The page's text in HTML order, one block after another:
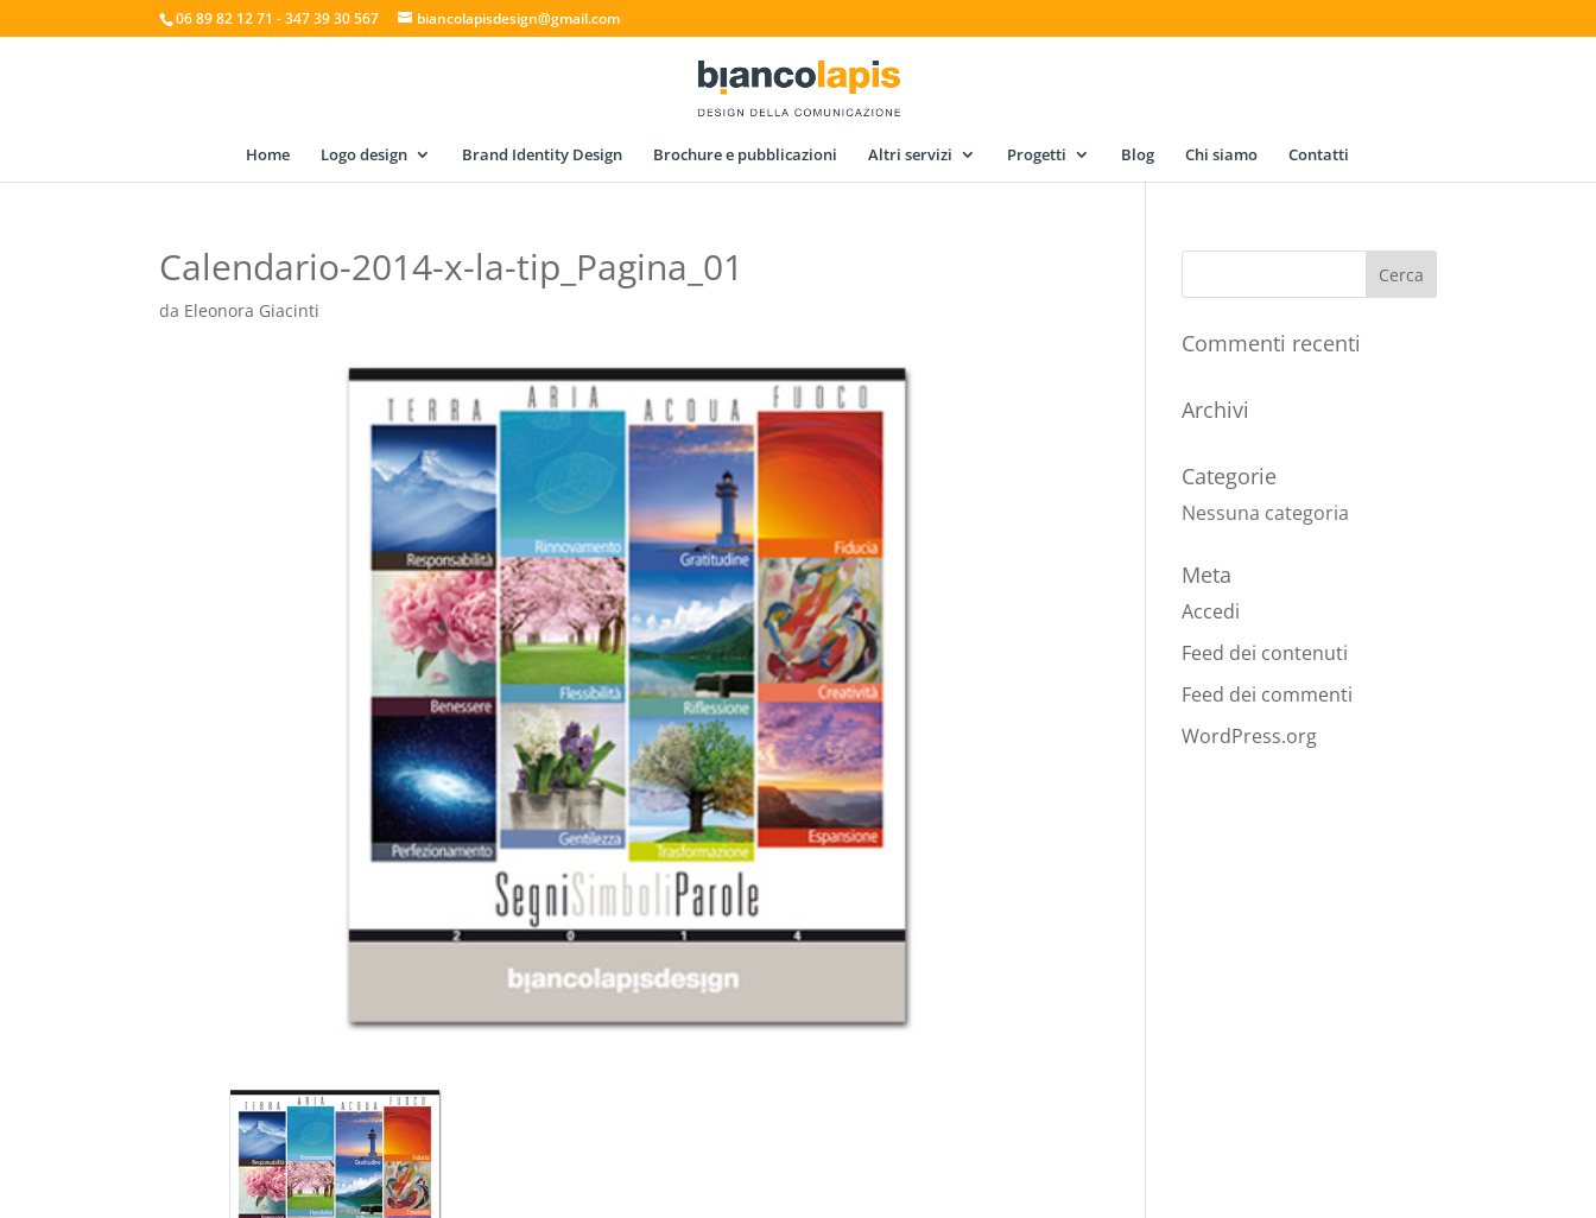
06 89 82 12 71 - 347 39 30 567 biancolapisdesign@gmail.com
Home Logo design Brand Identity Design Brochure e pubblicazioni Altri servizi Progetti Blog Chi siamo Contatti
Calendario-2014-x-la-tip_Pagina_01
da Eleonora Giacinti
Commenti recenti
Archivi
Categorie
Nessuna categoria
Meta
Accedi
Feed dei contenuti
Feed dei commenti
WordPress.org